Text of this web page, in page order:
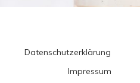
Datenschutzerklärung
Impressum